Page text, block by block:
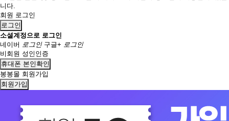
니다.
회원 로그인
로그인
소셜계정으로 로그인
네이버 로그인 구글+ 로그인
비회원 성인인증
휴대폰 본인확인
봉봉몰 회원가입
회원가입